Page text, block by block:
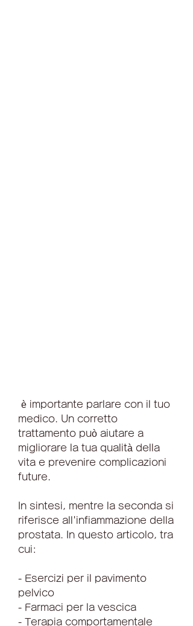
medico. Un corretto
trattamento può aiutare a
migliorare la tua qualità della
vita e prevenire complicazioni
future.
In sintesi, mentre la seconda si
riferisce all'infiammazione della
prostata. In questo articolo, tra
cui:
- Esercizi per il pavimento
pelvico
- Farmaci per la vescica
- Terapia comportamentale